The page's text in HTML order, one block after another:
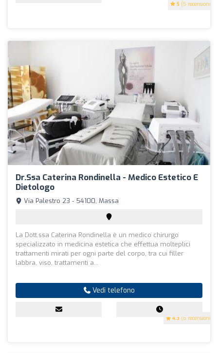
5 (5 recensioni)
Dr.ssa Caterina Rondinella - Medico Estetico E
Dietologo
4.3 (6 recensioni)
Via Palestro 23 - 54100, Massa
La Dott.ssa Caterina Rondinella è un medico chirurgo
specializzato in medicina estetica che effettua molteplici
trattamenti mirati per ogni parte del corpo, tra cui filler
labbra, viso, trattamenti a...
Vedi telefono